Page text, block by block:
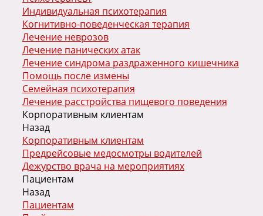
Индивидуальная психотерапия
Когнитивно-поведенческая терапия
Лечение неврозов
Лечение панических атак
Лечение синдрома раздраженного кишечника
Помощь после измены
Семейная психотерапия
Лечение расстройства пищевого поведения
Корпоративным клиентам
Назад
Корпоративным клиентам
Предрейсовые медосмотры водителей
Дежурство врача на мероприятиях
Пациентам
Назад
Пациентам